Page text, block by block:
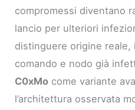
compromessi diventano
lancio per ulteriori
distinguere origine
comando e nodo già
C0xMo come variante
l’architettura osservata